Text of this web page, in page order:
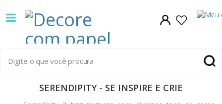
SERENDIPITY
0
Decore
com
papel
pioneira
SERENDIPITY - SE INSPIRE E CRIE